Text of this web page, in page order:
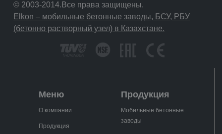
© 2003-2014.Все права защищены.
Elkon – мобильные бетонные заводы, БСУ, РБУ
(бетонно растворный узел) в Казахстане.
Меню
О компании
Продукция
Продукция
Мобильные бетонные
заводы